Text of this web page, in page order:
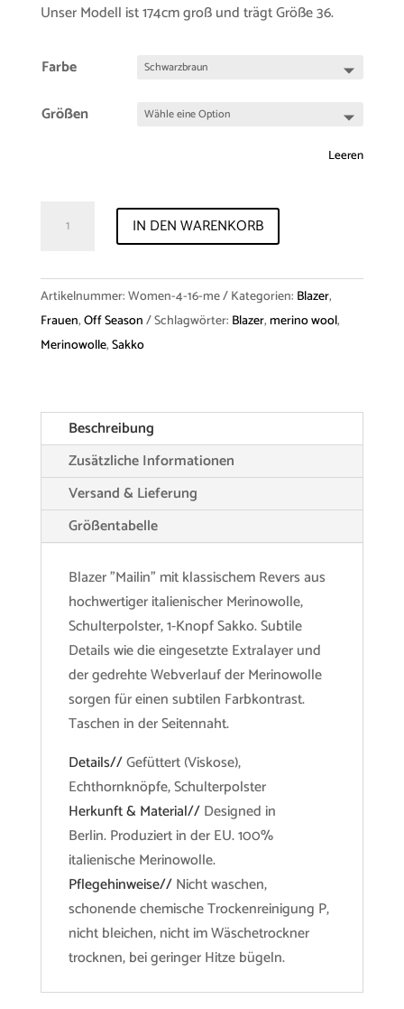
Unser Modell ist 174cm groß und trägt Größe 36.
Farbe
Größen
Leeren
"Mailin"
Menge
IN DEN WARENKORB
Artikelnummer:Women-4-16-me Kategorien: Blazer,
Frauen,Off Season Schlagwörter: Blazer,merino wool,
Merinowolle,Sakko
Beschreibung
Zusätzliche Informationen
Versand & Lieferung
Größentabelle
Blazer "Mailin" mit klassischem Revers aus
hochwertiger italienischer Merinowolle,
Schulterpolster, 1-Knopf Sakko. Subtile
Details wie die eingesetzte Extralayer und
der gedrehte Webverlauf der Merinowolle
sorgen für einen subtilen Farbkontrast.
Taschen in der Seitennaht.
Details//Gefüttert (Viskose),
Echthornknöpfe, Schulterpolster
Herkunft & Material//Designed in
Berlin. Produziert in der EU. 100%
italienische Merinowolle.
Pflegehinweise//Nicht waschen,
schonende chemische Trockenreinigung P,
nicht bleichen, nicht im Wäschetrockner
trocknen, bei geringer Hitze bügeln.